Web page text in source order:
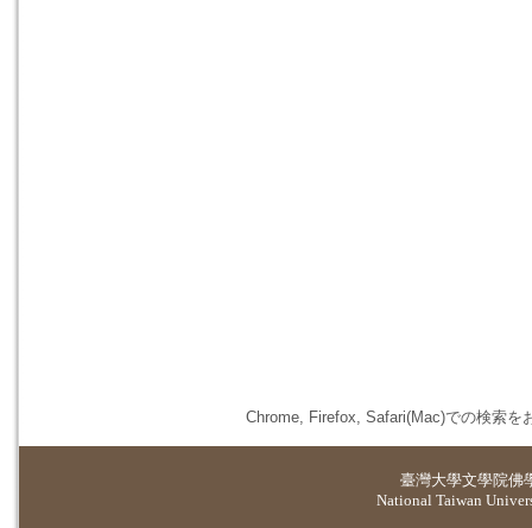
Chrome, Firefox, Safari(Mac)での検索を
臺灣大學文學院佛
National Taiwan